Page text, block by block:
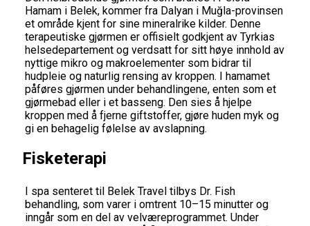
Hamam i Belek, kommer fra Dalyan i Muğla-provinsen
et område kjent for sine mineralrike kilder. Denne
terapeutiske gjørmen er offisielt godkjent av Tyrkias
helsedepartement og verdsatt for sitt høye innhold av
nyttige mikro og makroelementer som bidrar til
hudpleie og naturlig rensing av kroppen. I hamamet
påføres gjørmen under behandlingene, enten som et
gjørmebad eller i et basseng. Den sies å hjelpe
kroppen med å fjerne giftstoffer, gjøre huden myk og
gi en behagelig følelse av avslapning.
Fisketerapi
I spa senteret til Belek Travel tilbys Dr. Fish
behandling, som varer i omtrent 10–15 minutter og
inngår som en del av velværeprogrammet. Under